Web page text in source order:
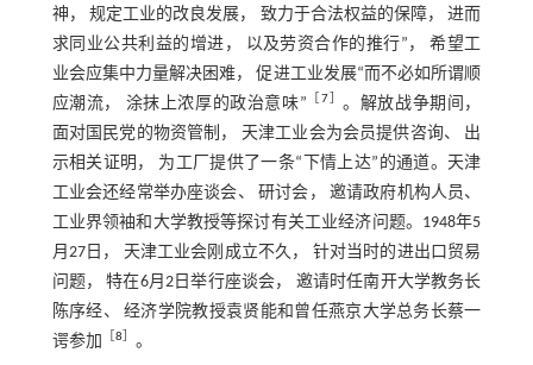
神， 规定工业的改良发展， 致力于合法权益的保障， 进而
求同业公共利益的增进， 以及劳资合作的推行”， 希望工
业会应集中力量解决困难， 促进工业发展“而不必如所谓顺
应潮流， 涂抹上浓厚的政治意味”
7］ 。解放战争期间，
面对国民党的物资管制， 天津工业会为会员提供咨询、 出
示相关证明， 为工厂提供了一条“下情上达”的通道。天津
工业会还经常举办座谈会、 研讨会， 邀请政府机构人员、
工业界领袖和大学教授等探讨有关工业经济问题。1948年5
月27日， 天津工业会刚成立不久， 针对当时的进出口贸易
问题， 特在6月2日举行座谈会， 邀请时任南开大学教务长
陈序经、 经济学院教授袁贤能和曾任燕京大学总务长蔡一
谔参加
8 。